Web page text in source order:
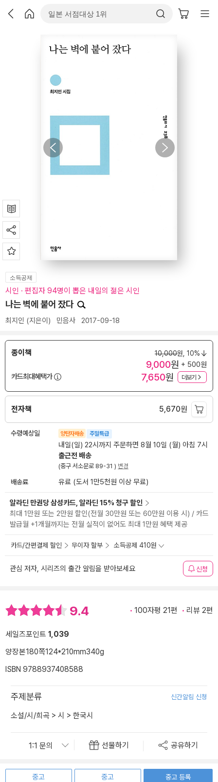
소득공제
시인 · 편집자 94명이 뽑은 내일의 젊은 시인
나는 벽에 붙어 잤다
최지인 (지은이) 민음사 2017-09-18
종이책 10,000원, 10%
9,000원 + 500원
카드최대혜택가
7,650원 더보기
전자책 5,670원
수령예상일 양탄자배송 주말특급
내일(일) 22시까지 주문하면 8월 10일 (월) 아침 7시
출근전 배송
(중구 서소문로 89-31 ) 변경
배송료 유료 (도서 1만5천원 이상 무료)
알라딘 만권당 삼성카드, 알라딘 15% 청구 할인
최대 1만원 또는 2만원 할인(전월 30만원 또는 60만원 이용 시) / 카드
발급월 +1개월까지는 전월 실적이 없어도 최대 1만원 혜택 제공
카드/간편결제 할인 무이자 할부 소득공제 410원
관심 저자, 시리즈의 출간 알림을 받아보세요 신청
9.4 100자평 21편 리뷰 2편
세일즈포인트 1,039
양장본180쪽124*210mm340g
ISBN 9788937408588
주제분류 신간알림 신청
소설/시/희곡 > 시 > 한국시
선물하기 공유하기
중고
중고
중고 등록